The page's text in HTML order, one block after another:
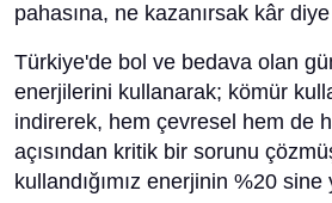
pahasına, ne kazanırsak kâr
Türkiye'de bol ve bedava olan
enerjilerini kullanarak; kömür
indirerek, hem çevresel hem de
açısından kritik bir sorunu
kullandığımız enerjinin %20 sine